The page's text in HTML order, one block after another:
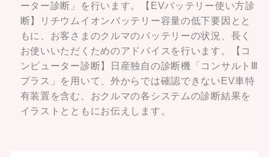
ーター診断」を行います。【EVバッテリー使い方診
断】リチウムイオンバッテリー容量の低下要因とと
もに、お客さまのクルマのバッテリーの状況、長く
お使いいただくためのアドバイスを行います。【コ
ンピューター診断】日産独自の診断機「コンサルトⅢ
プラス」を用いて、外からでは確認できないEV車特
有装置を含む、おクルマの各システムの診断結果を
イラストとともにお伝えします。